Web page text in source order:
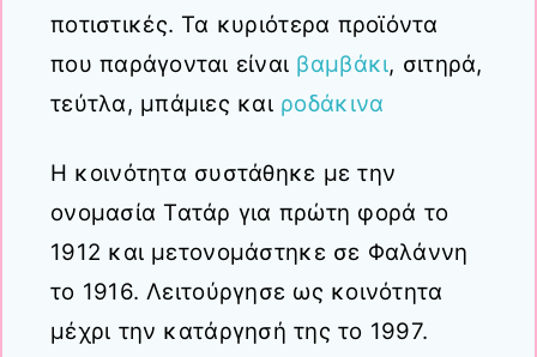
ποτιστικές. Τα κυριότερα προϊόντα
που παράγονται είναι βαμβάκι, σιτηρά,
τεύτλα, μπάμιες και ροδάκινα
Η κοινότητα συστάθηκε με την
ονομασία Τατάρ για πρώτη φορά το
1912 και μετονομάστηκε σε Φαλάννη
το 1916. Λειτούργησε ως κοινότητα
μέχρι την κατάργησή της το 1997.